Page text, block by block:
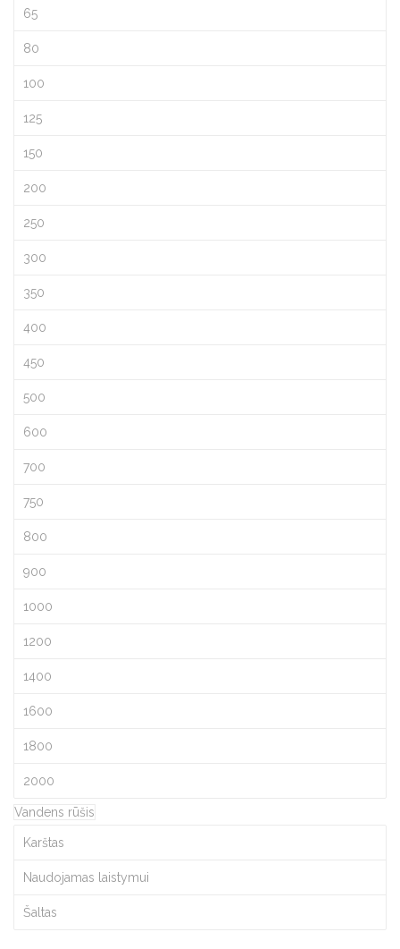
65
80
100
125
150
200
250
300
350
400
450
500
600
700
750
800
900
1000
1200
1400
1600
1800
2000
Vandens rūšis
Karštas
Naudojamas laistymui
Šaltas